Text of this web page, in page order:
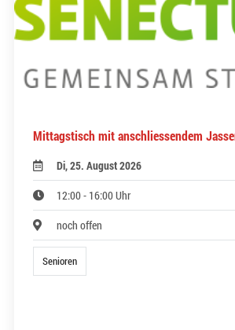
Mittagstisch mit anschliessendem
Di, 25. August 2026
12:00 - 16:00 Uhr
noch offen
Senioren